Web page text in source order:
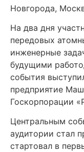
Новгорода,
На два дня
передовых
инженерные
будущими
события
предприятие
Госкорпорации
Центральным
аудитории стал
стартовал в